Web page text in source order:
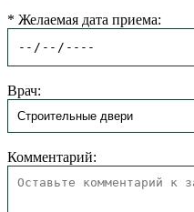
* Желаемая дата приема:
Врач:
Комментарий: